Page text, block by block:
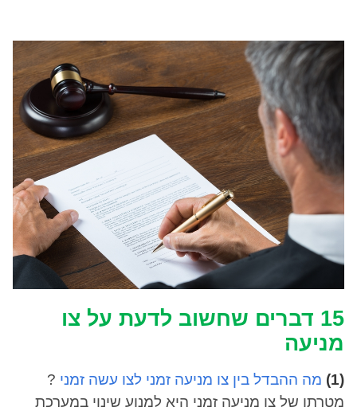
15 דברים שחשוב לדעת על צו
מניעה
(1) מה ההבדל בין צו מניעה זמני לצו עשה זמני ?
מטרתו של צו מניעה זמני היא למנוע שינוי במערכת